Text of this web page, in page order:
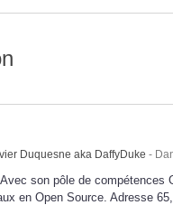
Duquesne aka DaffyDuke -
son pôle de compétences
en Open Source. Adresse